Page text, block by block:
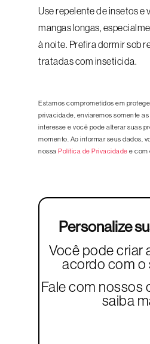
Use repelente de insetos e
mangas longas,
à noite. Prefira dormir sob
tratadas com inseticida.
Estamos comprometidos em
privacidade, enviaremos somente
interesse e você pode alterar suas
momento. Ao informar seus dados,
nossa Política de Privacidade e com
Personalize
Você pode criar
acordo com o
Fale com nossos
saiba